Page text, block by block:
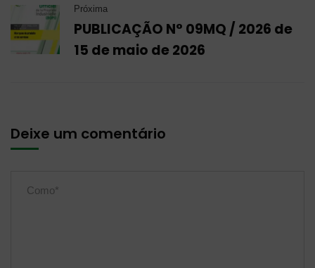
Próxima
PUBLICAÇÃO N° 09MQ / 2026 de
15 de maio de 2026
Deixe um comentário